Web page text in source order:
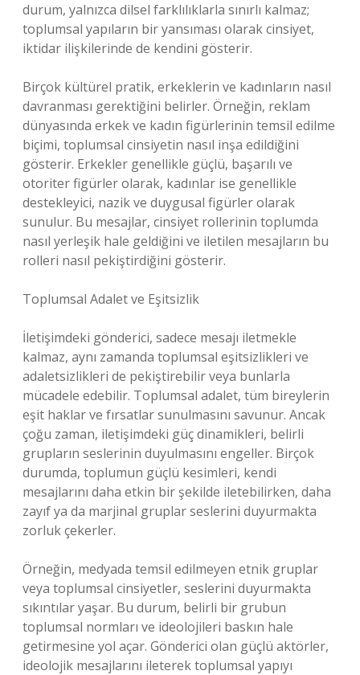
durum, yalnızca dilsel farklılıklarla sınırlı kalmaz;
toplumsal yapıların bir yansıması olarak cinsiyet,
iktidar ilişkilerinde de kendini gösterir.
Birçok kültürel pratik, erkeklerin ve kadınların nasıl
davranması gerektiğini belirler. Örneğin, reklam
dünyasında erkek ve kadın figürlerinin temsil edilme
biçimi, toplumsal cinsiyetin nasıl inşa edildiğini
gösterir. Erkekler genellikle güçlü, başarılı ve
otoriter figürler olarak, kadınlar ise genellikle
destekleyici, nazik ve duygusal figürler olarak
sunulur. Bu mesajlar, cinsiyet rollerinin toplumda
nasıl yerleşik hale geldiğini ve iletilen mesajların bu
rolleri nasıl pekiştirdiğini gösterir.
Toplumsal Adalet ve Eşitsizlik
İletişimdeki gönderici, sadece mesajı iletmekle
kalmaz, aynı zamanda toplumsal eşitsizlikleri ve
adaletsizlikleri de pekiştirebilir veya bunlarla
mücadele edebilir. Toplumsal adalet, tüm bireylerin
eşit haklar ve fırsatlar sunulmasını savunur. Ancak
çoğu zaman, iletişimdeki güç dinamikleri, belirli
grupların seslerinin duyulmasını engeller. Birçok
durumda, toplumun güçlü kesimleri, kendi
mesajlarını daha etkin bir şekilde iletebilirken, daha
zayıf ya da marjinal gruplar seslerini duyurmakta
zorluk çekerler.
Örneğin, medyada temsil edilmeyen etnik gruplar
veya toplumsal cinsiyetler, seslerini duyurmakta
sıkıntılar yaşar. Bu durum, belirli bir grubun
toplumsal normları ve ideolojileri baskın hale
getirmesine yol açar. Gönderici olan güçlü aktörler,
ideolojik mesajlarını ileterek toplumsal yapıyı